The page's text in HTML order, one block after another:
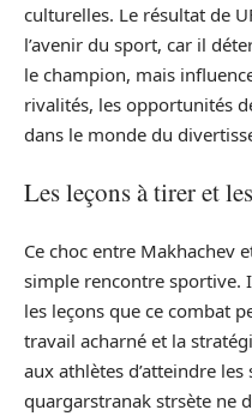
culturelles. Le résultat de
l’avenir du sport, car il
le champion, mais
rivalités, les opportunités
dans le monde du
Les leçons à tirer et
Ce choc entre Makhachev
simple rencontre sportive.
les leçons que ce combat
travail acharné et la
aux athlètes d’atteindre
quargarstranak strsète ne